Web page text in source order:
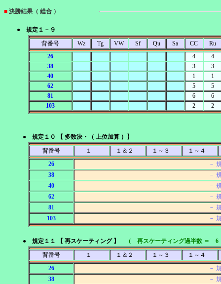
■ 決勝結果（ 総合 ）
● 規定１－９
背番号
Wz Tg VW Sf Qu Sa CC
Ru
26
4
4
38
3
3
40
1
1
62
5
5
81
6
6
103
2 2
● 規定１０ 【 多数決・（ 上位加算 ）】
背番号
１ １＆２ １～３
１～４
26
－
38
－
40
－
62
－
81
－
103
－
● 規定１１ 【 再スケーティング 】
（ 再スケーティング過半数 ＝
背番号
１ １＆２ １～３
１～４
26
－
38
－